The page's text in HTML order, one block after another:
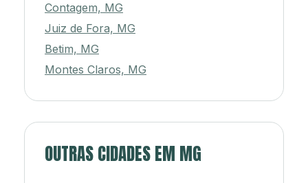
Contagem, MG
Juiz de Fora, MG
Betim, MG
Montes Claros, MG
OUTRAS CIDADES EM MG